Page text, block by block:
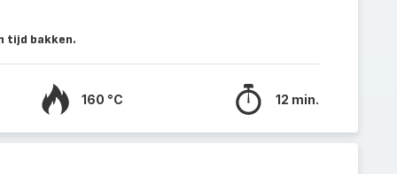
tijd bakken.
160 °C 12 min.